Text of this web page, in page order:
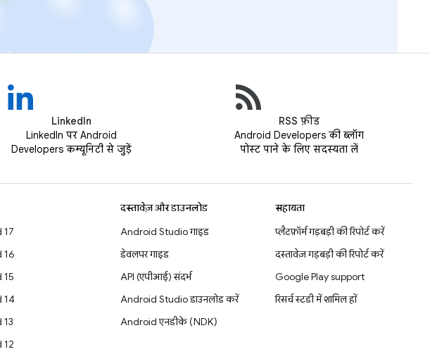
LinkedIn
LinkedIn पर Android
Developers कम्यूनिटी से जुड़ें
RSS फ़ीड
Android Developers की ब्लॉग
पोस्ट पाने के लिए सदस्यता लें
17
16
15
14
12
दस्तावेज़ और डाउनलोड
Android Studio गाइड
डेवलपर गाइड
API (एपीआई) संदर्भ
Android Studio डाउनलोड करें
Android एनडीके (NDK)
सहायता
प्लैटफ़ॉर्म गड़बड़ी की रिपोर्ट करें
दस्तावेज़ गड़बड़ी की रिपोर्ट करें
Google Play support
रिसर्च स्टडी में शामिल हों